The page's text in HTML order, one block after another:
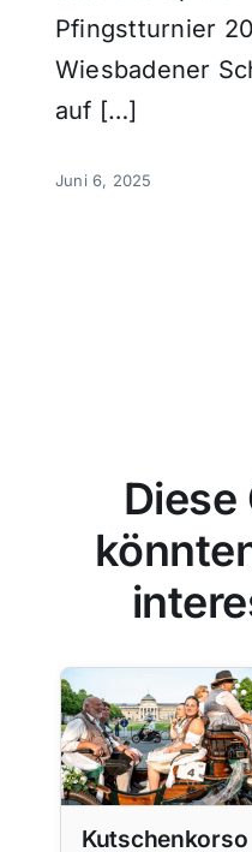
Pfingstturnier
Wiesbadener
auf […]
Juni 6, 2025
Diese
Kutschenkorso